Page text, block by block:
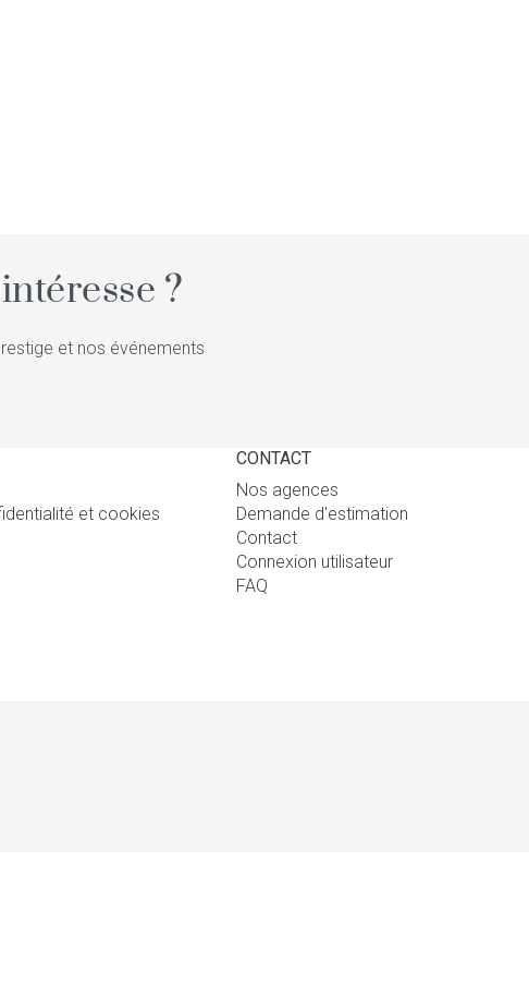
?
et nos événements
et cookies
CONTACT
Nos agences
Demande d'estimation
Contact
Connexion utilisateur
FAQ